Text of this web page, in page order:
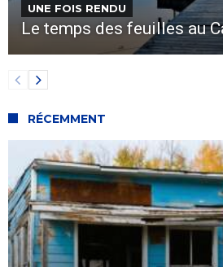
UNE FOIS RENDU
Le temps des feuilles au
RÉCEMMENT